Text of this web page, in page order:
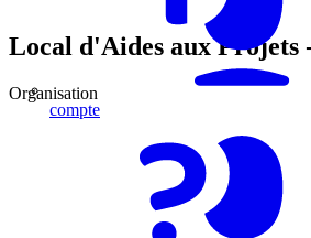
compte
Local d'Aides aux Projets
Organisation